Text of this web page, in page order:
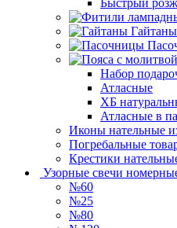
Быстрый
Гайтаны
Набор
Атласные
ХБ
Атласные в
Иконы нательные
Погребальные
Крестики
Узорные свечи
№60
№25
№80